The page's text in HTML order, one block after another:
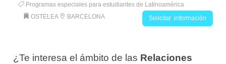
Programas especiales para estudiantes de Latinoamérica
OSTELEA
BARCELONA Solicitar información
¿Te interesa el ámbito de las Relaciones